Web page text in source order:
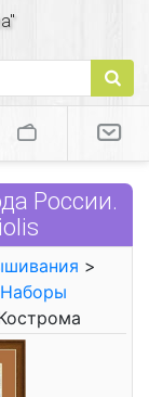
России.
>
Наборы